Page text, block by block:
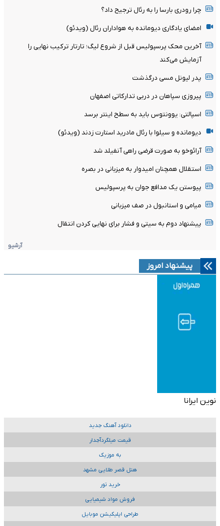
چرا رودری بارسا را به رئال ترجیح داد؟
امضای یادگاری دیومانده به هواداران رئال (ویدئو)
آخرین محک پرسپولیس قبل از شروع لیگ؛ تارتار ترکیب نهایی را
آزمایش می‌کند
پدر لیونل مسی درگذشت
پیروزی سپاهان در دربی تدارکاتی اصفهان
اسپالتی: یوونتوس باید به سطح اینتر برسد
دیومانده و سیلوا با رئال مادرید استارت زدند (ویدئو)
آرائوخو به صورت قرضی راهی آنفیلد شد
استقلال همچنان امیدوار به میزبانی در بصره
پیوستن یک مدافع جوان به پرسپولیس
میامی و استانبول در صف میزبانی
پیشنهاد دوم به سیتی و فشار برای نهایی کردن انتقال
آرشیو
پیشنهاد امروز
نوین ایرانا
دانلود آهنگ جدید
قیمت میلگردآجدار
به موزیک
هتل قصر طلایی مشهد
خرید تور
فروش مواد شیمیایی
طراحی اپلیکیشن موبایل